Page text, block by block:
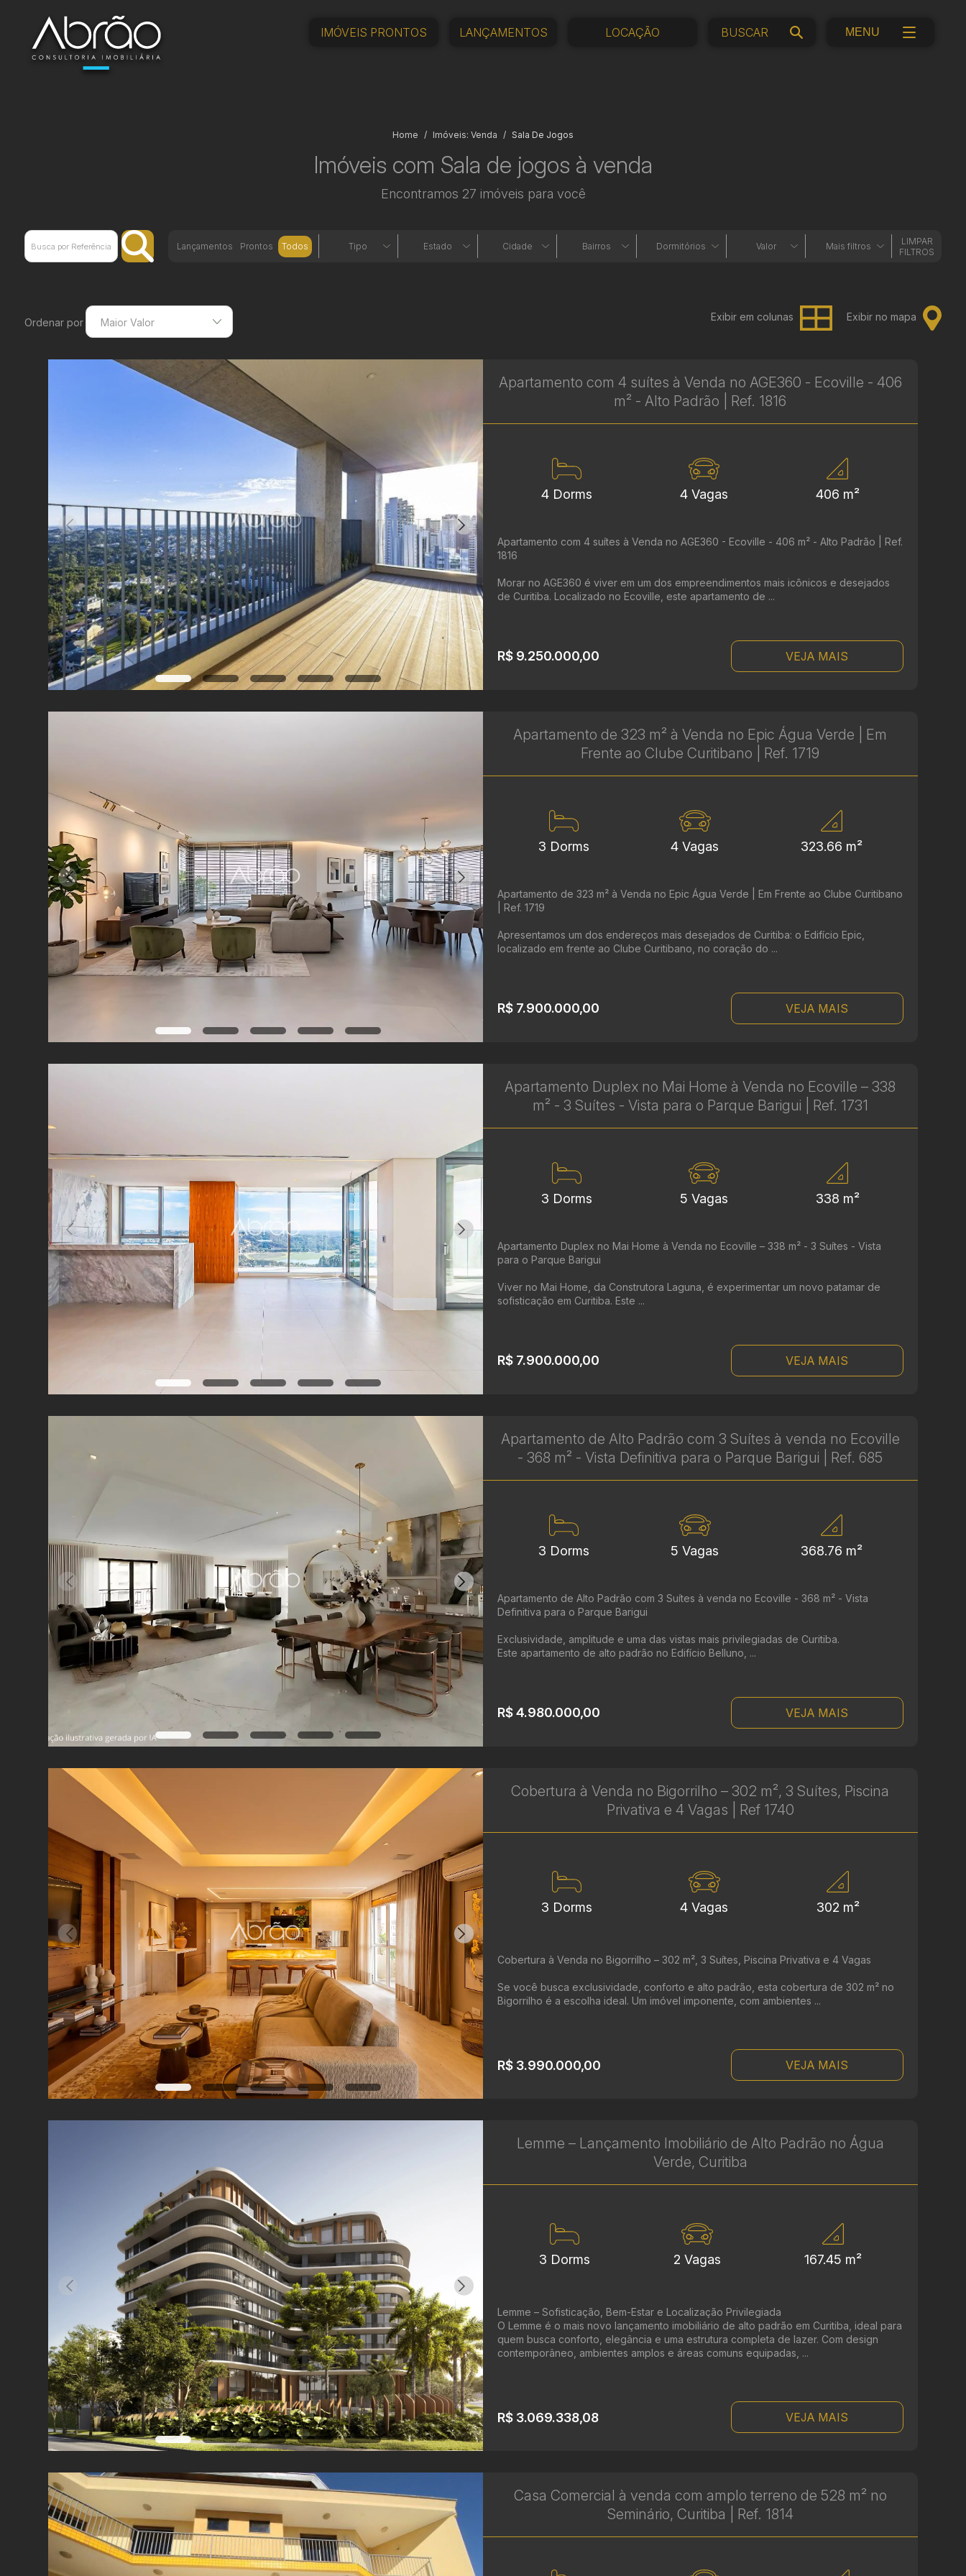
IMÓVEIS PRONTOS LANÇAMENTOS LOCAÇÃO MENU
Home Imóveis: Venda Sala De Jogos
Imóveis com Sala de jogos à venda
Encontramos 27 imóveis para você
Lançamentos Prontos Todos Tipo Estado Cidade Bairros Dormitórios Valor Mais filtros
LIMPAR
FILTROS
Ordenar por Maior Valor
Maior Valor
Menor Área
Exibir em colunas Exibir no mapa
Apartamento com 4 suítes à Venda no AGE360 - Ecoville - 406
m² - Alto Padrão | Ref. 1816
4 Dorms 4 Vagas 406 m²
Apartamento com 4 suítes à Venda no AGE360 - Ecoville - 406 m² - Alto Padrão | Ref.
1816
Morar no AGE360 é viver em um dos empreendimentos mais icônicos e desejados
de Curitiba. Localizado no Ecoville, este apartamento de ...
R$ 9.250.000,00 VEJA MAIS
Apartamento de 323 m² à Venda no Epic Água Verde | Em
Frente ao Clube Curitibano | Ref. 1719
3 Dorms 4 Vagas 323.66 m²
Apartamento de 323 m² à Venda no Epic Água Verde | Em Frente ao Clube Curitibano
| Ref. 1719
Apresentamos um dos endereços mais desejados de Curitiba: o Edifício Epic,
localizado em frente ao Clube Curitibano, no coração do ...
R$ 7.900.000,00 VEJA MAIS
Apartamento Duplex no Mai Home à Venda no Ecoville – 338
m² - 3 Suítes - Vista para o Parque Barigui | Ref. 1731
3 Dorms 5 Vagas 338 m²
Apartamento Duplex no Mai Home à Venda no Ecoville – 338 m² - 3 Suítes - Vista
para o Parque Barigui
Viver no Mai Home, da Construtora Laguna, é experimentar um novo patamar de
sofisticação em Curitiba. Este ...
R$ 7.900.000,00 VEJA MAIS
Apartamento de Alto Padrão com 3 Suítes à venda no Ecoville
- 368 m² - Vista Definitiva para o Parque Barigui | Ref. 685
3 Dorms 5 Vagas 368.76 m²
Apartamento de Alto Padrão com 3 Suítes à venda no Ecoville - 368 m² - Vista
Definitiva para o Parque Barigui
Exclusividade, amplitude e uma das vistas mais privilegiadas de Curitiba.
Este apartamento de alto padrão no Edifício Belluno, ...
R$ 4.980.000,00 VEJA MAIS
Cobertura à Venda no Bigorrilho – 302 m², 3 Suítes, Piscina
Privativa e 4 Vagas | Ref 1740
3 Dorms 4 Vagas 302 m²
Cobertura à Venda no Bigorrilho – 302 m², 3 Suítes, Piscina Privativa e 4 Vagas
Se você busca exclusividade, conforto e alto padrão, esta cobertura de 302 m² no
Bigorrilho é a escolha ideal. Um imóvel imponente, com ambientes ...
R$ 3.990.000,00 VEJA MAIS
Lemme – Lançamento Imobiliário de Alto Padrão no Água
Verde, Curitiba
3 Dorms 2 Vagas 167.45 m²
Lemme – Sofisticação, Bem-Estar e Localização Privilegiada
O Lemme é o mais novo lançamento imobiliário de alto padrão em Curitiba, ideal para
quem busca conforto, elegância e uma estrutura completa de lazer. Com design
contemporâneo, ambientes amplos e áreas comuns equipadas, ...
R$ 3.069.338,08 VEJA MAIS
Casa Comercial à venda com amplo terreno de 528 m² no
Seminário, Curitiba | Ref. 1814